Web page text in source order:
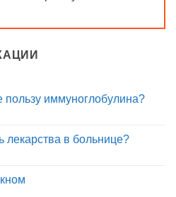
пользу иммуноглобулина?
лекарства в больнице?